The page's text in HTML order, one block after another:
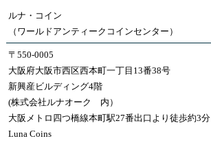
ルナ・コイン
（ワールドアンティークコインセンター）
〒550-0005
大阪府大阪市西区西本町一丁目13番38号
新興産ビルディング4階
(株式会社ルナオーク 内）
大阪メトロ四つ橋線本町駅27番出口より徒歩約3分
Luna Coins